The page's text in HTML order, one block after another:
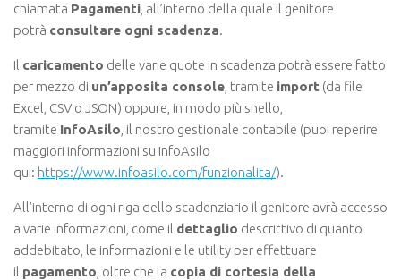
chiamata Pagamenti , all’interno della quale il genitore
potrà consultare ogni scadenza.
Il caricamento delle varie quote in scadenza potrà essere fatto
per mezzo di un’apposita console , tramite import (da file
Excel, CSV o JSON) oppure, in modo più snello,
tramite InfoAsilo , il nostro gestionale contabile (puoi reperire
maggiori informazioni su InfoAsilo
qui: https://www.infoasilo.com/funzionalita/).
All’interno di ogni riga dello scadenziario il genitore avrà accesso
a varie informazioni, come il dettaglio descrittivo di quanto
addebitato, le informazioni e le utility per effettuare
il pagamento , oltre che la copia di cortesia della